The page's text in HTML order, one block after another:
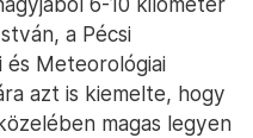
a Pécsi
és Meteorológiai
azt is kiemelte, hogy
magas legyen